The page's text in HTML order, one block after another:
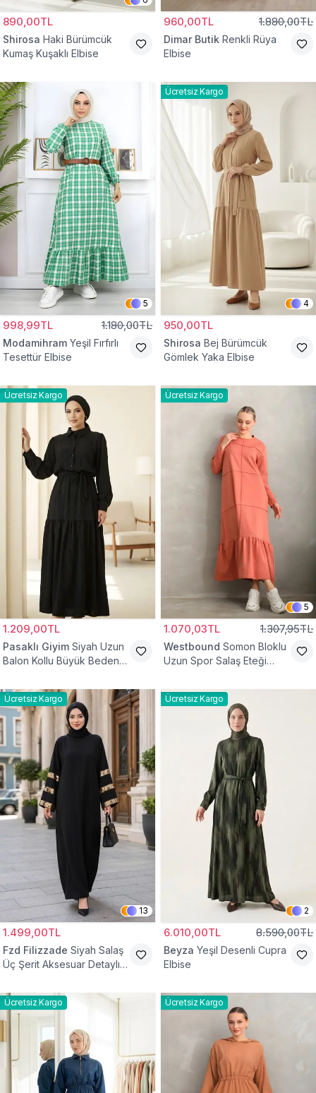
890,00TL
Shirosa Haki Bürümcük
Kumaş Kuşaklı Elbise
960,00TL 1.880,00TL
Dimar Butik Renkli Rüya
Elbise
5
998,99TL 1.180,00TL
Modamihram Yeşil Fırfırlı
Tesettür Elbise
Ücretsiz Kargo
4
950,00TL
Shirosa Bej Bürümcük
Gömlek Yaka Elbise
Ücretsiz Kargo
1.209,00TL
Pasaklı Giyim Siyah Uzun
Balon Kollu Büyük Beden
Ücretsiz Kargo
5
1.070,03TL 1.307,95TL
Westbound Somon Bloklu
Uzun Spor Salaş Eteği
Ücretsiz Kargo
13
1.499,00TL
Fzd Filizzade Siyah Salaş
Üç Şerit Aksesuar Detaylı
Ücretsiz Kargo
2
6.010,00TL 8.590,00TL
Beyza Yeşil Desenli Cupra
Elbise
Ücretsiz Kargo Ücretsiz Kargo